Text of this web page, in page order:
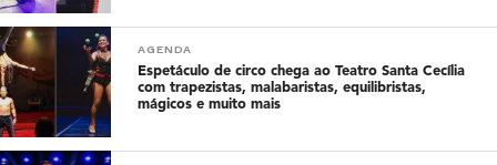
AGENDA
Espetáculo de circo chega ao Teatro Santa Cecília
com trapezistas, malabaristas, equilibristas,
mágicos e muito mais